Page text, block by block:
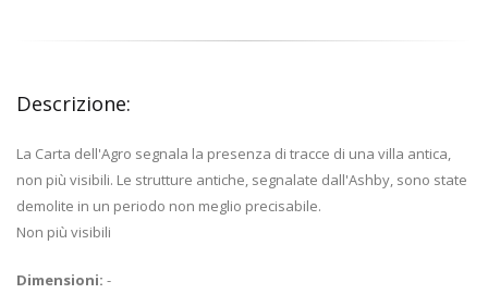
Descrizione:
La Carta dell'Agro segnala la presenza di tracce di una villa antica,
non più visibili. Le strutture antiche, segnalate dall'Ashby, sono state
demolite in un periodo non meglio precisabile.
Non più visibili
Dimensioni: -